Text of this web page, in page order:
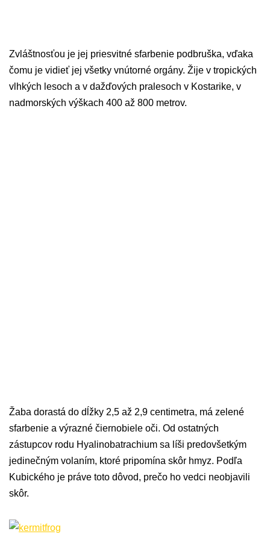
Zvláštnosťou je jej priesvitné sfarbenie podbruška, vďaka
čomu je vidieť jej všetky vnútorné orgány. Žije v tropických
vlhkých lesoch a v dažďových pralesoch v Kostarike, v
nadmorských výškach 400 až 800 metrov.
Žaba dorastá do dĺžky 2,5 až 2,9 centimetra, má zelené
sfarbenie a výrazné čiernobiele oči. Od ostatných
zástupcov rodu Hyalinobatrachium sa líši predovšetkým
jedinečným volaním, ktoré pripomína skôr hmyz. Podľa
Kubického je práve toto dôvod, prečo ho vedci neobjavili
skôr.